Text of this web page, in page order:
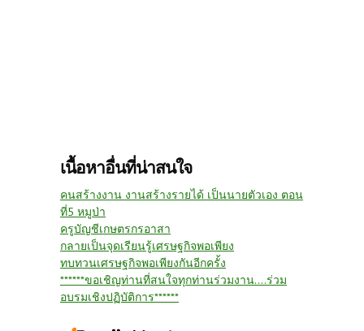
เนื้อหาอื่นที่น่าสนใจ
คนสร้างงาน งานสร้างรายได้ เป็นนายตัวเอง ตอน
ที่5 หมูป่า
ครูบัญชีเกษตรกรอาสา
กลายเป็นจุดเรียนรู้เศรษฐกิจพอเพียง
ทบทวนเศรษฐกิจพอเพียงกันอีกครั้ง
******ขอเชิญท่านที่สนใจทุกท่านร่วมงาน....ร่วม
อบรมเชิงปฏิบัติการ******